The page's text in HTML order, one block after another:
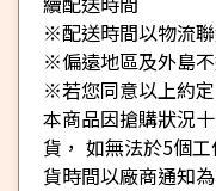
※配送時間以物流
※偏遠地區及外島不
※若您同意以上約
本商品因搶購狀況
貨， 如無法於5個
貨時間以廠商通知為